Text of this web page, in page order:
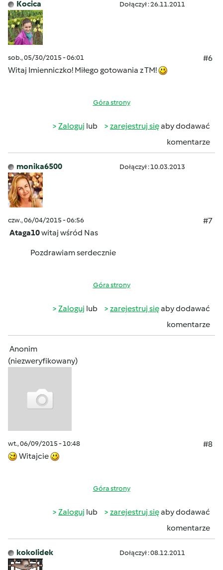
Kocica Dołączył : 26.11.2011
sob., 05/30/2015 - 06:01
#6
Witaj Imienniczko! Miłego gotowania z TM!
Góra strony
Zaloguj lub zarejestruj sięaby dodawać
komentarze
monika6500 Dołączył : 10.03.2013
czw., 06/04/2015 - 06:56
#7
Ataga10witaj wśród Nas
Pozdrawiam serdecznie
Góra strony
Zaloguj lub zarejestruj sięaby dodawać
komentarze
Anonim
(niezweryfikowany)
wt., 06/09/2015 - 10:48
#8
Witajcie
Góra strony
Zaloguj lub zarejestruj sięaby dodawać
komentarze
kokolidek Dołączył : 08.12.2011